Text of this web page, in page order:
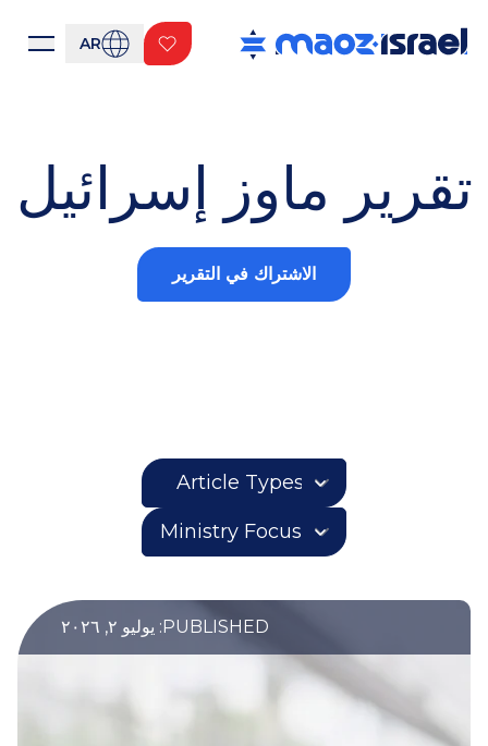
AR
تقرير ماوز إسرائيل
الاشتراك في التقرير
PUBLISHED: يوليو ٢, ٢٠٢٦